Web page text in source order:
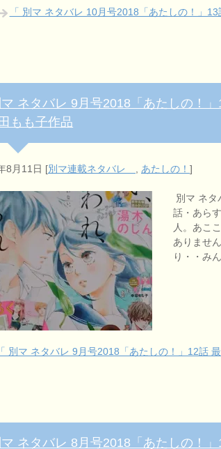
「 別マ ネタバレ 10月号2018「あたしの！」
マ ネタバレ 9月号2018「あたしの！
もも子作品
8月11日 [別マ連載ネタバレ , あたしの！ ]
別マ ネタ
話・あら
人。あこ
ありませ
り・・み
「 別マ ネタバレ 9月号2018「あたしの！」12話
マ ネタバレ 8月号2018「あたしの！